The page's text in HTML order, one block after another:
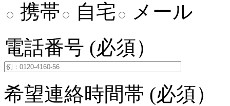
携帯
自宅
メール
電話番号 (必須）
希望連絡時間帯 (必須）